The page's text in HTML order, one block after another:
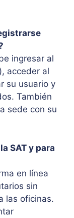
ingresar al
), acceder al
su usuario y
También
sede con su
SAT y para
en línea
sin
las oficinas.